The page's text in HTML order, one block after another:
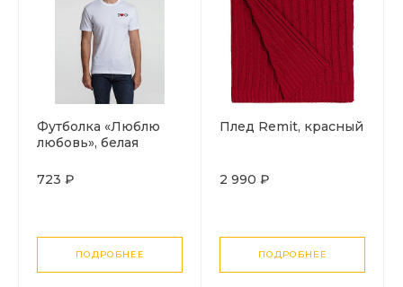
Футболка «Люблю
любовь», белая
723 ₽
ПОДРОБНЕЕ
Плед Remit, красный
2 990 ₽
ПОДРОБНЕЕ